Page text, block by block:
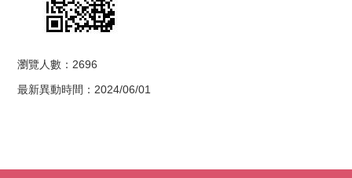
瀏覽人數：2696
最新異動時間：2024/06/01